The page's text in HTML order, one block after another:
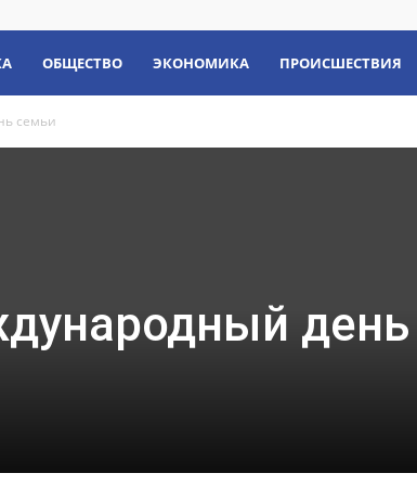
ОБЩЕСТВО ЭКОНОМИКА ПРОИСШЕСТВИЯ
семьи
день